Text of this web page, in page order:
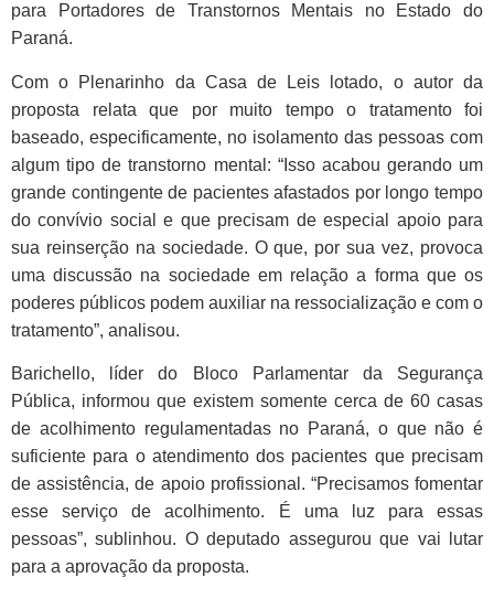
para Portadores de Transtornos Mentais no Estado do
Paraná.
Com o Plenarinho da Casa de Leis lotado, o autor da
proposta relata que por muito tempo o tratamento foi
baseado, especificamente, no isolamento das pessoas com
algum tipo de transtorno mental: “Isso acabou gerando um
grande contingente de pacientes afastados por longo tempo
do convívio social e que precisam de especial apoio para
sua reinserção na sociedade. O que, por sua vez, provoca
uma discussão na sociedade em relação a forma que os
poderes públicos podem auxiliar na ressocialização e com o
tratamento”, analisou.
Barichello, líder do Bloco Parlamentar da Segurança
Pública, informou que existem somente cerca de 60 casas
de acolhimento regulamentadas no Paraná, o que não é
suficiente para o atendimento dos pacientes que precisam
de assistência, de apoio profissional. “Precisamos fomentar
esse serviço de acolhimento. É uma luz para essas
pessoas”, sublinhou. O deputado assegurou que vai lutar
para a aprovação da proposta.